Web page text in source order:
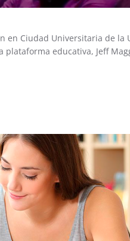
Ciudad Universitaria de la
educativa, Jeff